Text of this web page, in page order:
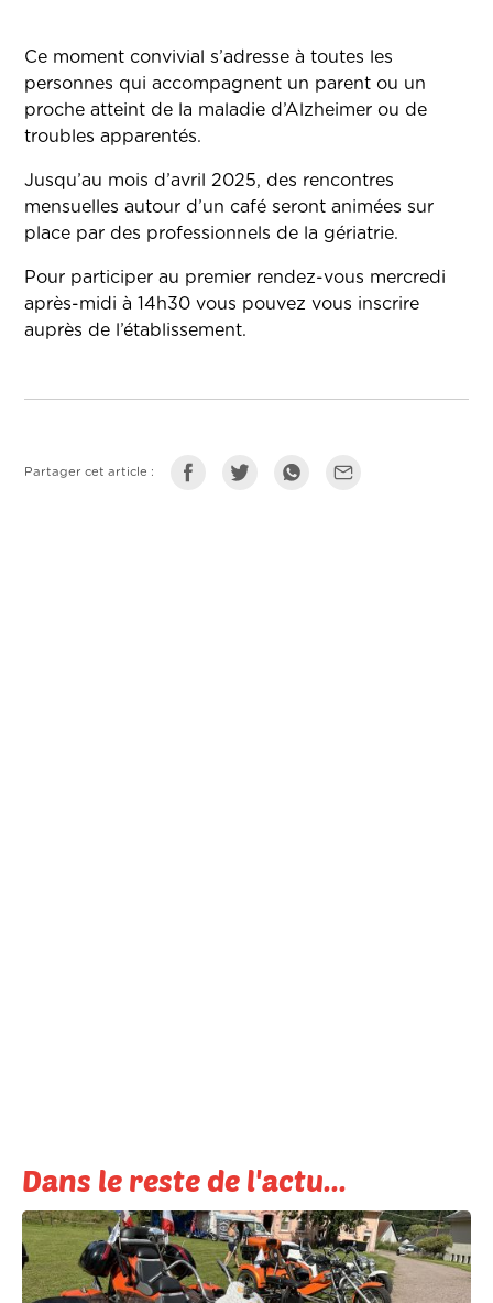
Ce moment convivial s’adresse à toutes les
personnes qui accompagnent un parent ou un
proche atteint de la maladie d’Alzheimer ou de
troubles apparentés.
Jusqu’au mois d’avril 2025, des rencontres
mensuelles autour d’un café seront animées sur
place par des professionnels de la gériatrie.
Pour participer au premier rendez-vous mercredi
après-midi à 14h30 vous pouvez vous inscrire
auprès de l’établissement.
Partager cet article :
Dans le reste de l'actu...